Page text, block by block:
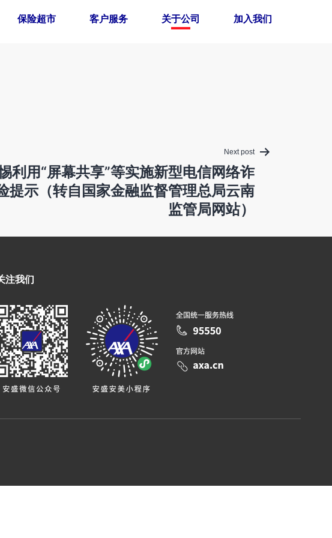
保险超市 客户服务 关于公司 加入我们
Next post
利用“屏幕共享”等实施新型电信网络诈
提示（转自国家金融监督管理总局云南
监管局网站）
注我们